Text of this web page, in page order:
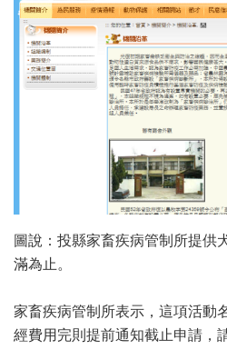
圖說：投縣家畜疾病管制所提供
滿為止。
家畜疾病管制所表示，這項活動
經費用完則提前通知截止申請，